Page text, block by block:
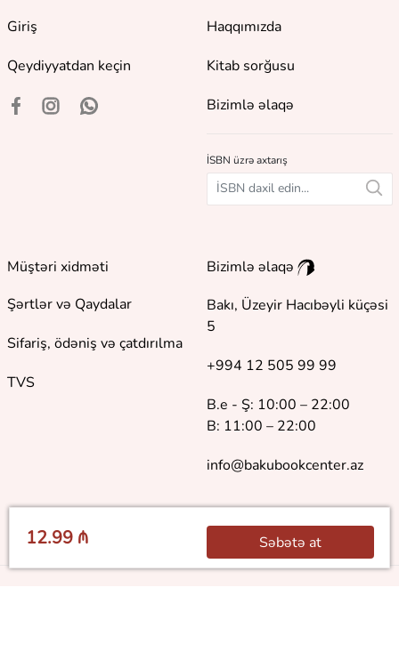
12.99 ₼ Səbətə at
Giriş
Qeydiyyatdan keçin
Haqqımızda
Kitab sorğusu
Bizimlə əlaqə
İSBN üzrə axtarış
Müştəri xidməti
Şərtlər və Qaydalar
Sifariş, ödəniş və çatdırılma
TVS
Bizimlə əlaqə
Bakı, Üzeyir Hacıbəyli küçəsi
5
+994 12 505 99 99
B.e - Ş: 10:00 – 22:00
B: 11:00 – 22:00
info@bakubookcenter.az